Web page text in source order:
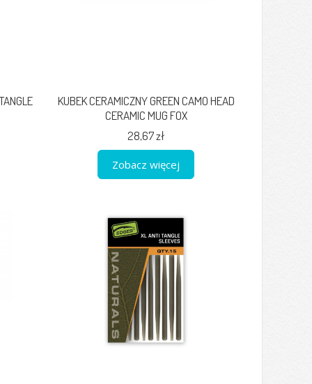
KUBEK CERAMICZNY GREEN CAMO HEAD
CERAMIC MUG FOX
28,67 zł
Zobacz więcej